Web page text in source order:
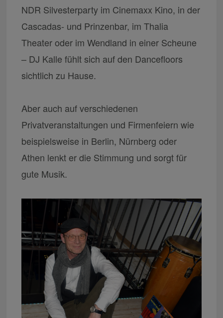
NDR Silvesterparty im Cinemaxx Kino, in der
Cascadas- und Prinzenbar, im Thalia
Theater oder im Wendland in einer Scheune
– DJ Kalle fühlt sich auf den Dancefloors
sichtlich zu Hause.
Aber auch auf verschiedenen
Privatveranstaltungen und Firmenfeiern wie
beispielsweise in Berlin, Nürnberg oder
Athen lenkt er die Stimmung und sorgt für
gute Musik.